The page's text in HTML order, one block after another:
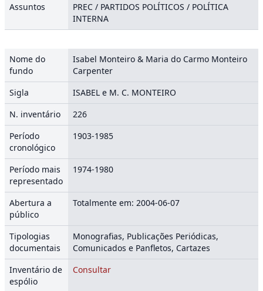
Assuntos
PREC / PARTIDOS POLÍTICOS / POLÍTICA
INTERNA
Nome do
fundo
Isabel Monteiro & Maria do Carmo Monteiro
Carpenter
Sigla
ISABEL e M. C. MONTEIRO
N. inventário
226
Período
cronológico
1903-1985
Período mais
representado
1974-1980
Abertura a
público
Totalmente em: 2004-06-07
Tipologias
documentais
Monografias, Publicações Periódicas,
Comunicados e Panfletos, Cartazes
Inventário de
espólio
Consultar